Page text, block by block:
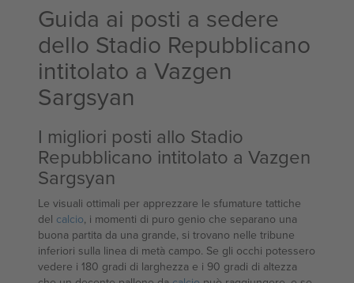
Guida ai posti a sedere
dello Stadio Repubblicano
intitolato a Vazgen
Sargsyan
I migliori posti allo Stadio
Repubblicano intitolato a Vazgen
Sargsyan
Le visuali ottimali per apprezzare le sfumature tattiche
del calcio, i momenti di puro genio che separano una
buona partita da una grande, si trovano nelle tribune
inferiori sulla linea di metà campo. Se gli occhi potessero
vedere i 180 gradi di larghezza e i 90 gradi di altezza